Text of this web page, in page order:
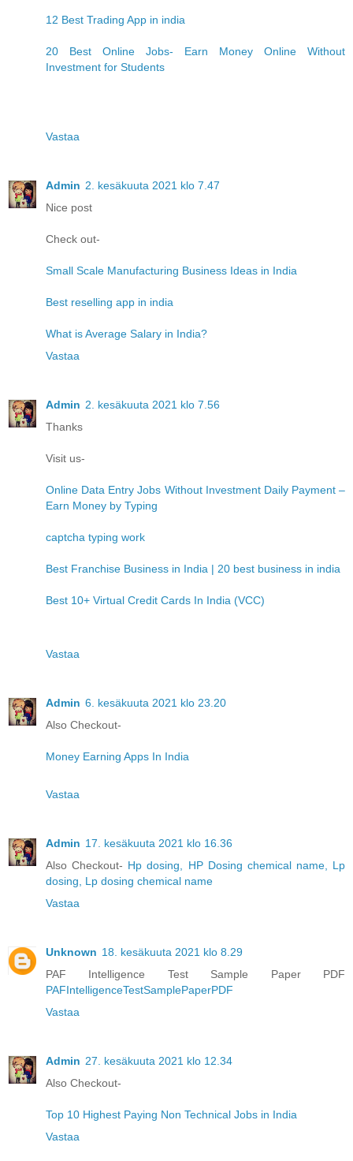
12 Best Trading App in india
20 Best Online Jobs- Earn Money Online Without
Investment for Students
Vastaa
Admin 2. kesäkuuta 2021 klo 7.47
Nice post
Check out-
Small Scale Manufacturing Business Ideas in India
Best reselling app in india
What is Average Salary in India?
Vastaa
Admin 2. kesäkuuta 2021 klo 7.56
Thanks
Visit us-
Online Data Entry Jobs Without Investment Daily Payment –
Earn Money by Typing
captcha typing work
Best Franchise Business in India | 20 best business in india
Best 10+ Virtual Credit Cards In India (VCC)
Vastaa
Admin 6. kesäkuuta 2021 klo 23.20
Also Checkout-
Money Earning Apps In India
Vastaa
Admin 17. kesäkuuta 2021 klo 16.36
Also Checkout- Hp dosing, HP Dosing chemical name, Lp
dosing, Lp dosing chemical name
Vastaa
Unknown 18. kesäkuuta 2021 klo 8.29
PAF Intelligence Test Sample Paper PDF
PAFIntelligenceTestSamplePaperPDF
Vastaa
Admin 27. kesäkuuta 2021 klo 12.34
Also Checkout-
Top 10 Highest Paying Non Technical Jobs in India
Vastaa